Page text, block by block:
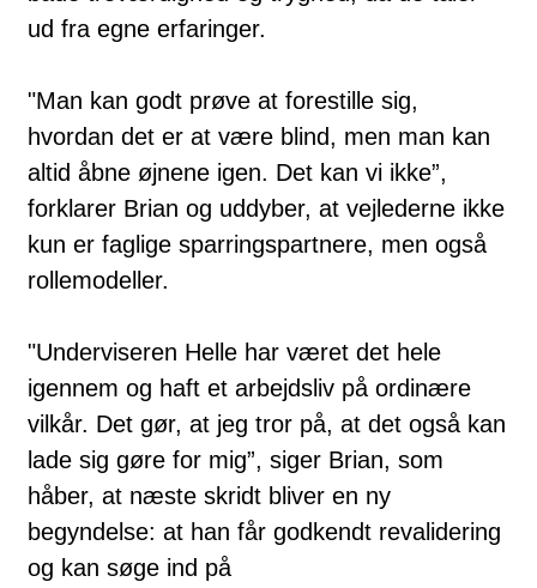
ud fra egne erfaringer.
"Man kan godt prøve at forestille sig,
hvordan det er at være blind, men man kan
altid åbne øjnene igen. Det kan vi ikke”,
forklarer Brian og uddyber, at vejlederne ikke
kun er faglige sparringspartnere, men også
rollemodeller.
"Underviseren Helle har været det hele
igennem og haft et arbejdsliv på ordinære
vilkår. Det gør, at jeg tror på, at det også kan
lade sig gøre for mig”, siger Brian, som
håber, at næste skridt bliver en ny
begyndelse: at han får godkendt revalidering
og kan søge ind på